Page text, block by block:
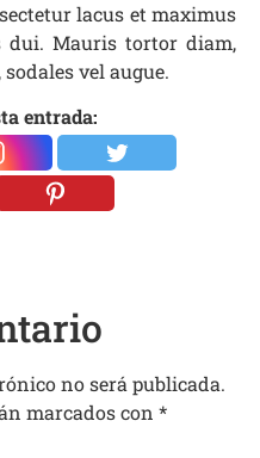
lacus et maximus
dui. Mauris tortor diam,
vel augue.
entrada:
no será publicada.
marcados con *